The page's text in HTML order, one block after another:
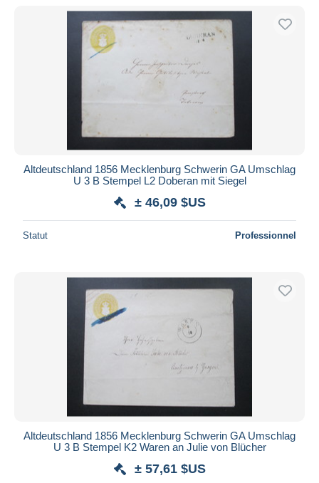
Altdeutschland 1856 Mecklenburg Schwerin GA Umschlag
U 3 B Stempel L2 Doberan mit Siegel
± 46,09 $US
Statut Professionnel
Altdeutschland 1856 Mecklenburg Schwerin GA Umschlag
U 3 B Stempel K2 Waren an Julie von Blücher
± 57,61 $US